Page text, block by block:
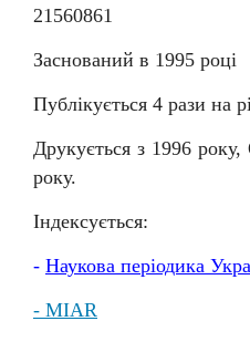
21560861
Заснований в 1995 році
Публікується 4 рази на
Друкується з 1996
року.
Індексується:
- Наукова періодика
- MIAR